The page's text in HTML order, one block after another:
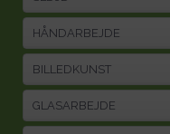
HÅNDARBEJDE
BILLEDKUNST
GLASARBEJDE